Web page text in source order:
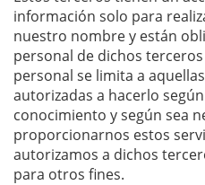
información solo para
nuestro nombre y están
personal de dichos
personal se limita a
autorizadas a hacerlo
conocimiento y según sea
proporcionarnos estos
autorizamos a dichos
para otros fines.